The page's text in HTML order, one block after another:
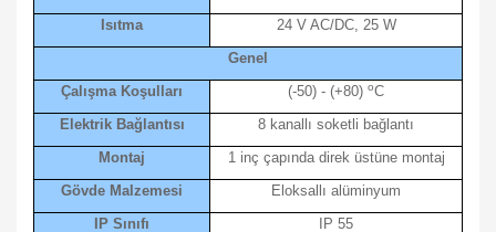
Isıtma
24 V AC/DC, 25 W
Genel
Çalışma Koşulları
(-50) - (+80) oC
Elektrik Bağlantısı
8 kanallı soketli bağlantı
Montaj
1 inç çapında direk üstüne montaj
Gövde Malzemesi
Eloksallı alüminyum
IP Sınıfı
IP 55